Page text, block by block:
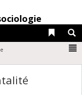
Liens